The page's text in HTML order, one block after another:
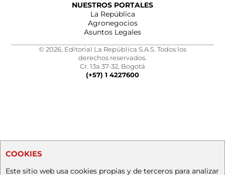
NUESTROS PORTALES
La República
Agronegocios
Asuntos Legales
© 2026, Editorial La República S.A.S. Todos los
derechos reservados.
Cr. 13a 37-32, Bogotá
(+57) 1 4227600
COOKIES
Este sitio web usa cookies propias y de terceros para analizar